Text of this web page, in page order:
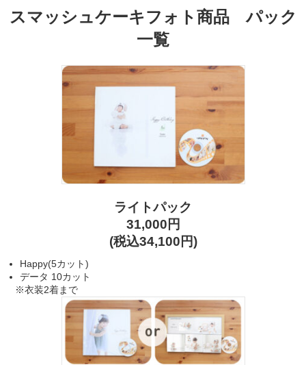
スマッシュケーキフォト商品 パック
一覧
ライトパック
31,000円
(税込34,100円)
Happy(5カット)
データ 10カット
※衣装2着まで